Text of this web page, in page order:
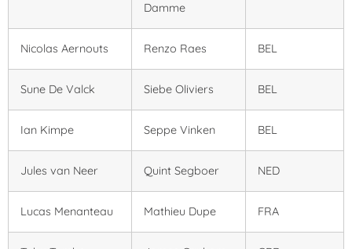
Damme
Nicolas Aernouts Renzo Raes BEL
Sune De Valck Siebe Oliviers BEL
Ian Kimpe Seppe Vinken BEL
Jules van Neer Quint Segboer NED
Lucas Menanteau Mathieu Dupe FRA